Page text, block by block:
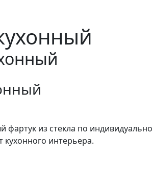
фартук из стекла по
интерьера.